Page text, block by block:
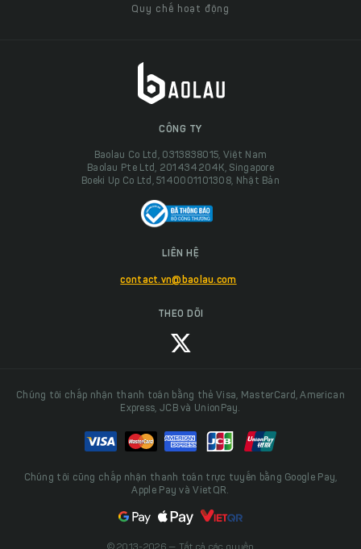
Quy chế hoạt động
CÔNG TY
Baolau Co Ltd, 0313838015, Việt Nam
Baolau Pte Ltd, 201434204K, Singapore
Boeki Up Co Ltd, 5140001101308, Nhật Bản
LIÊN HỆ
contact.vn@baolau.com
THEO DÕI
Chúng tôi chấp nhận thanh toán bằng thẻ Visa, MasterCard, American
Express, JCB và UnionPay.
Chúng tôi cũng chấp nhận thanh toán trực tuyến bằng Google Pay,
Apple Pay và VietQR.